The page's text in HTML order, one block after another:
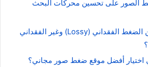
الصور على تحسين محركات البحث
ما الفرق بين الضغط الفقداني (Lossy) وغير الفقداني
اختيار أفضل موقع ضغط صور مجاني؟